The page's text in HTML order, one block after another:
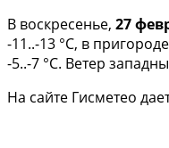
В воскресенье, 27
-11..-13 °С, в
-5..-7 °С. Ветер
На сайте Гисметео